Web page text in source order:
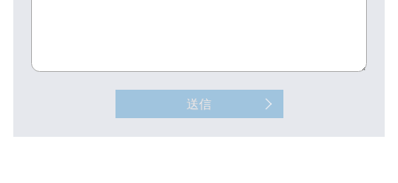
送信